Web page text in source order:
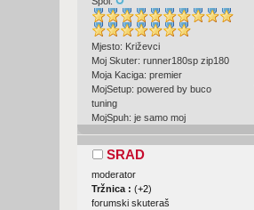
Mjesto: Križevci
Moj Skuter: runner180sp zip180
Moja Kaciga: premier
MojSetup: powered by buco
tuning
MojSpuh: je samo moj
SRAD
moderator
Tržnica :(+2)
forumski skuteraš